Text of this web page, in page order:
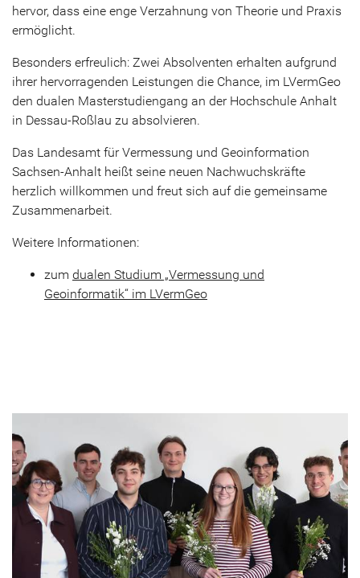
hervor, dass eine enge Verzahnung von Theorie und Praxis
ermöglicht.
Besonders erfreulich: Zwei Absolventen erhalten aufgrund
ihrer hervorragenden Leistungen die Chance, im LVermGeo
den dualen Masterstudiengang an der Hochschule Anhalt
in Dessau-Roßlau zu absolvieren.
Das Landesamt für Vermessung und Geoinformation
Sachsen-Anhalt heißt seine neuen Nachwuchskräfte
herzlich willkommen und freut sich auf die gemeinsame
Zusammenarbeit.
Weitere Informationen:
zum dualen Studium „Vermessung und
Geoinformatik“ im LVermGeo